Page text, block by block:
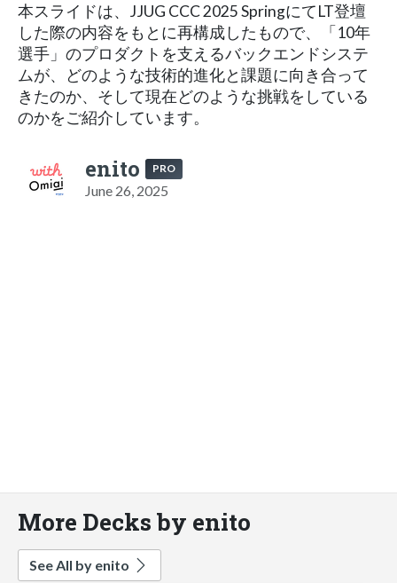
本スライドは、JJUG CCC 2025 SpringにてLT登壇
した際の内容をもとに再構成したもので、「10年
選手」のプロダクトを支えるバックエンドシステ
ムが、どのような技術的進化と課題に向き合って
きたのか、そして現在どのような挑戦をしている
のかをご紹介しています。
enito PRO
June 26, 2025
More Decks by enito
See All by enito